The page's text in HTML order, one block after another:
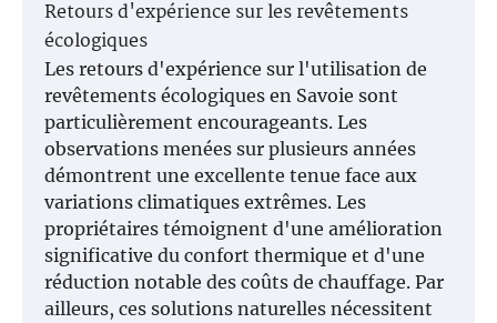
Retours d'expérience sur les revêtements
écologiques
Les retours d'expérience sur l'utilisation de
revêtements écologiques en Savoie sont
particulièrement encourageants. Les
observations menées sur plusieurs années
démontrent une excellente tenue face aux
variations climatiques extrêmes. Les
propriétaires témoignent d'une amélioration
significative du confort thermique et d'une
réduction notable des coûts de chauffage. Par
ailleurs, ces solutions naturelles nécessitent